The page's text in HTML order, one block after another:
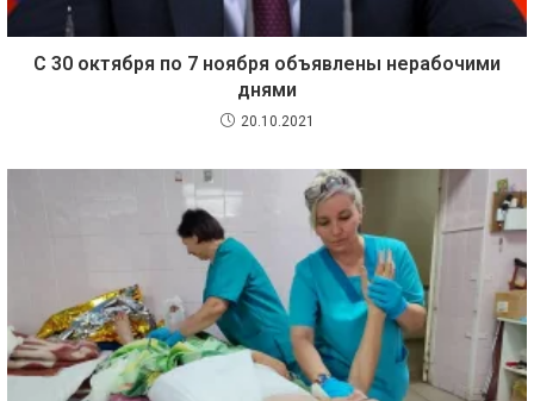
С 30 октября по 7 ноября объявлены нерабочими
днями
20.10.2021